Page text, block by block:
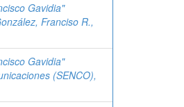
Gavidia"
Franciso R.,
Gavidia"
(SENCO),